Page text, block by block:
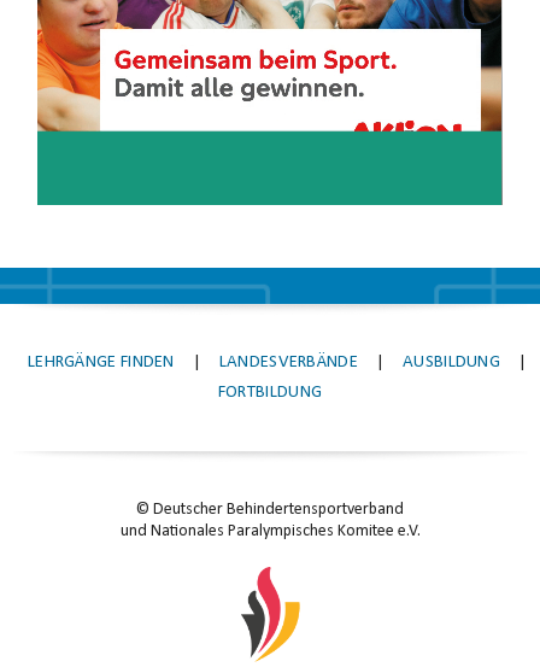
LEHRGÄNGE FINDEN LANDESVERBÄNDE AUSBILDUNG
FORTBILDUNG
© Deutscher Behindertensportverband
und Nationales Paralympisches Komitee e.V.